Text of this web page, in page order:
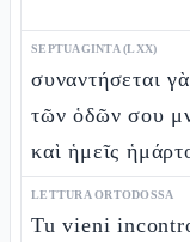
SEPTUAGINTA (LXX)
συναντήσεται
τῶν ὁδῶν σου
καὶ ἡμεῖς
LETTURA ORTODOSSA
Tu vieni